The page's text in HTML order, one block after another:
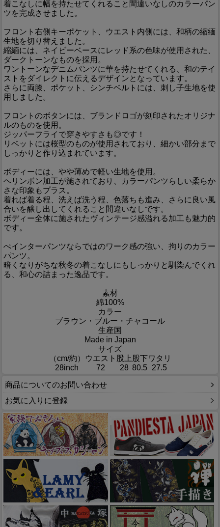
着こなしに幅を持たせてくれること間違いなしのカラーパン
ツを完成させました。
フロント右側キーポケット、ウエスト内側には、和柄の縮緬
生地を切り替えました。
縮緬には、ネイビーベースにレッド系の色味が使用された、
ダークトーンなものを採用。
ワントーンなデニムパンツに華を持たせてくれる、和のテイ
ストをダイレクトに伝えるデザインとなっています。
さらに両膝、ポケット、シンチベルトには、刺し子生地を使
用しました。
フロントのボタンには、ブランドロゴが刻印されたオリジナ
ルのものを使用。
ジッパーフライで穿きやすさも◎です！
リベットには桜型のものが使用されており、細かい部分まで
しっかりと作り込まれています。
ボディーには、やや薄めで軽い生地を使用。
ヘリンボン加工が施されており、カラーパンツらしい柔らか
さな印象もプラス。
着れば着る程、洗えば洗う程、色落ちも進み、さらに良い風
合いを醸し出してくれること間違いなしです。
ボディー全体に施されたヴィンテージ感溢れる加工も魅力的
です。
ぺインターパンツならではのワーク感の強い、拘りのカラー
パンツ。
暗くなりがちな秋冬の着こなしにもしっかりと馴染んでくれ
る、和心の詰まった逸品です。
素材
綿100%
カラー
ブラウン・ブルー・チャコール
生産国
Made in Japan
サイズ
（cm/約）
ウエスト 股上 股下ワタリ
28inch
72 28 80.5 27.5
商品についてのお問い合わせ
お気に入りに登録